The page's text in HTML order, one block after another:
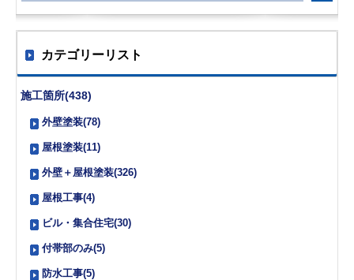
カテゴリーリスト
施工箇所(438)
外壁塗装(78)
屋根塗装(11)
外壁＋屋根塗装(326)
屋根工事(4)
ビル・集合住宅(30)
付帯部のみ(5)
防水工事(5)